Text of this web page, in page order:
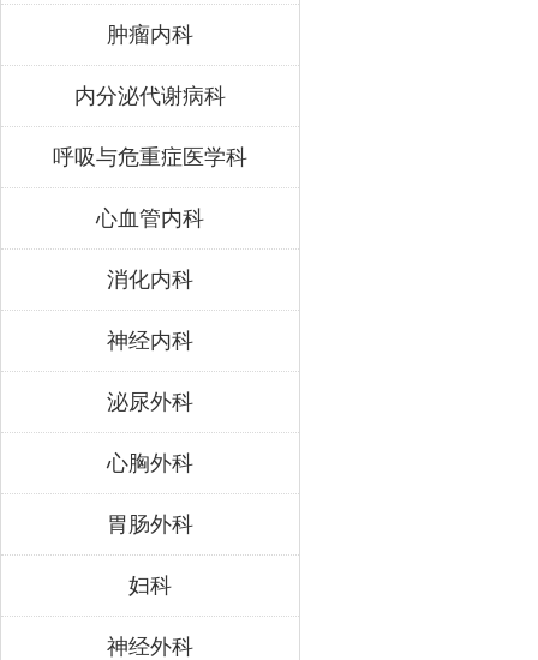
肿瘤内科
内分泌代谢病科
呼吸与危重症医学科
心血管内科
消化内科
神经内科
泌尿外科
心胸外科
胃肠外科
妇科
神经外科